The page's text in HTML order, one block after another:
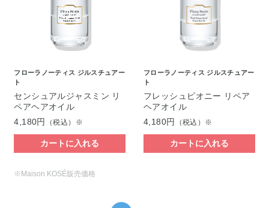
フローラノーティス ジルスチュアー
ト
センシュアルジャスミン リ
ペアヘアオイル
4,180円
（税込）※
カートに入れる
フローラノーティス ジルスチュアー
ト
フレッシュピオニー リペア
ヘアオイル
4,180円
（税込）※
カートに入れる
※Maison KOSÉ販売価格